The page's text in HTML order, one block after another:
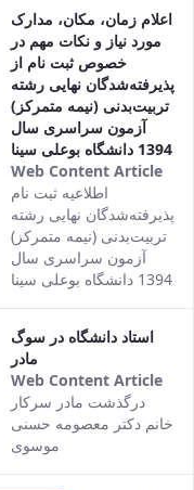
version
of this
اعلام زمان، مکان، مدارک
مورد نیاز و نکات مهم در
خصوص ثبت نام از
پذیرفته‌شدگان نهایی رشته
تربیت‌بدنی (نیمه متمرکز)
آزمون سراسری سال
1394 دانشگاه بوعلی سینا
Web Content Article
the
اطلاعیه ثبت نام
پذیرفته‌شدگان نهایی رشته
تربیت‌بدنی (نیمه متمرکز)
آزمون سراسری سال
1394 دانشگاه بوعلی سینا
استاد دانشگاه در سوگ
مادر
Web Content Article
درگذشت مادر سرکار
خانم دکتر معصومه حسنی
موسوی